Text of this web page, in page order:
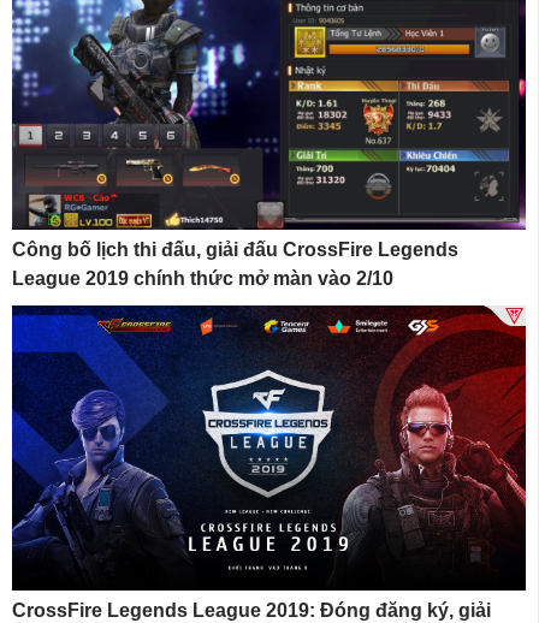
Công bố lịch thi đấu, giải đấu CrossFire Legends
League 2019 chính thức mở màn vào 2/10
CrossFire Legends League 2019: Đóng đăng ký, giải